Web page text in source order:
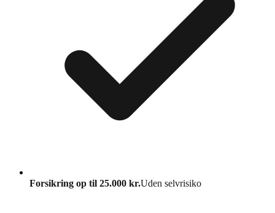
Forsikring op til 25.000 kr.Uden selvrisiko